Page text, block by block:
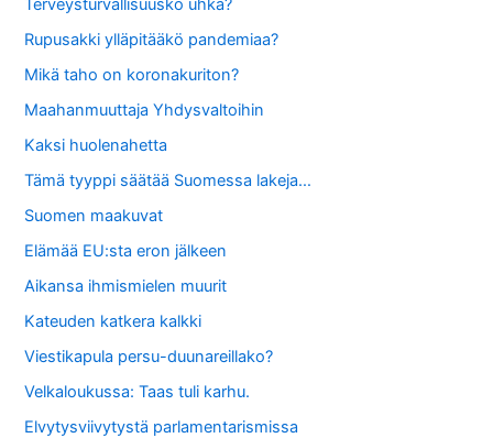
Terveysturvallisuusko uhka?
Rupusakki ylläpitääkö pandemiaa?
Mikä taho on koronakuriton?
Maahanmuuttaja Yhdysvaltoihin
Kaksi huolenahetta
Tämä tyyppi säätää Suomessa lakeja…
Suomen maakuvat
Elämää EU:sta eron jälkeen
Aikansa ihmismielen muurit
Kateuden katkera kalkki
Viestikapula persu-duunareillako?
Velkaloukussa: Taas tuli karhu.
Elvytysviivytystä parlamentarismissa